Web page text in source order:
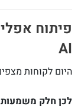
AI
היום לקוחות
לכן חלק